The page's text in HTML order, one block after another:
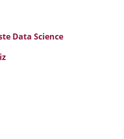
Data Science